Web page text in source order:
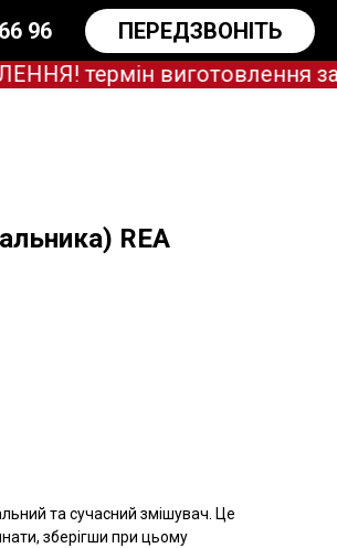
96
ПЕРЕДЗВОНІТЬ
виготовлення
REA
та сучасний змішувач. Це
зберігши при цьому